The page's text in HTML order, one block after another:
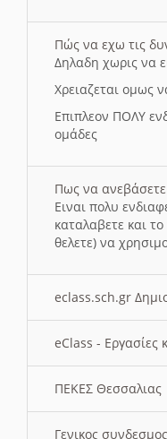
Πώς να εχω τις
Δηλαδη χωρις να
Χρειαζεται ομως
Επιπλεον ΠΟΛΥ
ομάδες
Πως να
Ειναι πολυ
καταλαβετε και
θελετε) να
eclass.sch.gr
eClass - Εργασίες
ΠΕΚΕΣ Θεσσαλιας
Γενικος